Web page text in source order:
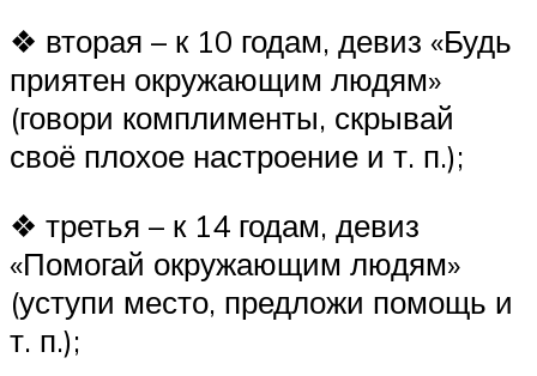
❖ вторая – к 10 годам, девиз «Будь
приятен окружающим людям»
(говори комплименты, скрывай
своё плохое настроение и т. п.);
❖ третья – к 14 годам, девиз
«Помогай окружающим людям»
(уступи место, предложи помощь и
т. п.);